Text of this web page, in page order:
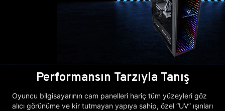
Performansın Tarzıyla Tanış
Oyuncu bilgisayarının cam panelleri hariç tüm yüzeyleri göz
alıcı görünüme ve kir tutmayan yapıya sahip, özel “UV” ışınları